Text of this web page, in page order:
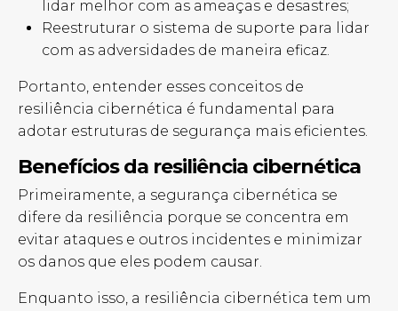
lidar melhor com as ameaças e desastres;
Reestruturar o sistema de suporte para lidar
com as adversidades de maneira eficaz.
Portanto, entender esses conceitos de
resiliência cibernética é fundamental para
adotar estruturas de segurança mais eficientes.
Benefícios da resiliência cibernética
Primeiramente, a segurança cibernética se
difere da resiliência porque se concentra em
evitar ataques e outros incidentes e minimizar
os danos que eles podem causar.
Enquanto isso, a resiliência cibernética tem um